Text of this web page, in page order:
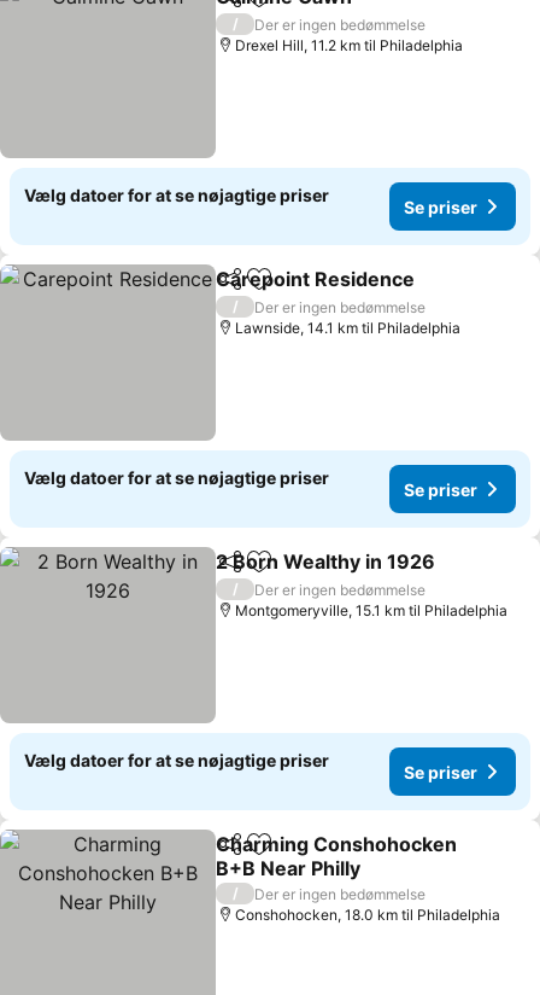
Del Føj til favoritter
/
Der er ingen bedømmelse
Drexel Hill, 11.2 km til Philadelphia
Vælg datoer for at se nøjagtige priser
Se priser
Del Føj til favoritter
Carepoint Residence
/
Der er ingen bedømmelse
Lawnside, 14.1 km til Philadelphia
Vælg datoer for at se nøjagtige priser
Se priser
Del Føj til favoritter
2 Born Wealthy in 1926
/
Der er ingen bedømmelse
Montgomeryville, 15.1 km til Philadelphia
Vælg datoer for at se nøjagtige priser
Se priser
Del Føj til favoritter
Charming Conshohocken
B+B Near Philly
/
Der er ingen bedømmelse
Conshohocken, 18.0 km til Philadelphia